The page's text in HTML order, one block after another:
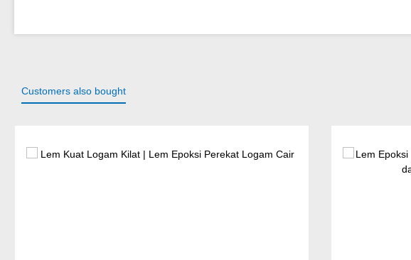
Customers also bought